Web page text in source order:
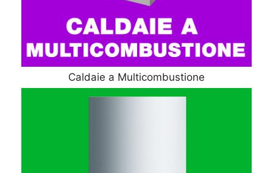
Caldaie a Multicombustione